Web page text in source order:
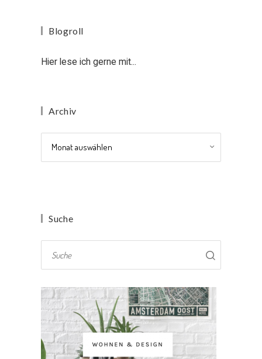
Blogroll
Hier lese ich gerne mit...
Archiv
Suche